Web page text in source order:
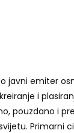
javni emiter
i
pouzdano i
Primarni